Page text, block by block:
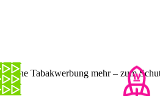
Keine Tabakwerbung mehr – zum